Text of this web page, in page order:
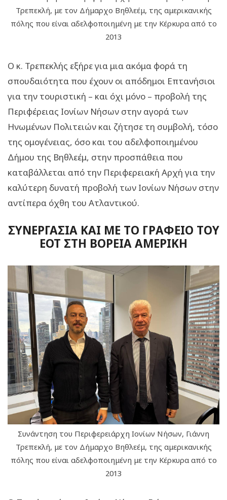
Τρεπεκλή, με τον Δήμαρχο Βηθλεέμ, της αμερικανικής
πόλης που είναι αδελφοποιημένη με την Κέρκυρα από το
2013
Ο κ. Τρεπεκλής εξήρε για μια ακόμα φορά τη
σπουδαιότητα που έχουν οι απόδημοι Επτανήσιοι
για την τουριστική – και όχι μόνο – προβολή της
Περιφέρειας Ιονίων Νήσων στην αγορά των
Ηνωμένων Πολιτειών και ζήτησε τη συμβολή, τόσο
της ομογένειας, όσο και του αδελφοποιημένου
Δήμου της Βηθλεέμ, στην προσπάθεια που
καταβάλλεται από την Περιφερειακή Αρχή για την
καλύτερη δυνατή προβολή των Ιονίων Νήσων στην
αντίπερα όχθη του Ατλαντικού.
ΣΥΝΕΡΓΑΣΙΑ ΚΑΙ ΜΕ ΤΟ ΓΡΑΦΕΙΟ ΤΟΥ
ΕΟΤ ΣΤΗ ΒΟΡΕΙΑ ΑΜΕΡΙΚΗ
Συνάντηση του Περιφερειάρχη Ιονίων Νήσων, Γιάννη
Τρεπεκλή, με τον Δήμαρχο Βηθλεέμ, της αμερικανικής
πόλης που είναι αδελφοποιημένη με την Κέρκυρα από το
2013